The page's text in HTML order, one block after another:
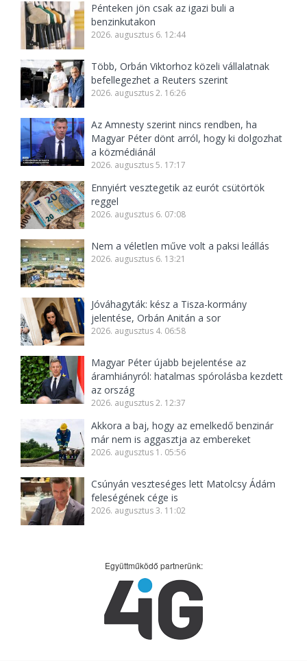
Pénteken jön csak az igazi buli a
benzinkutakon
2026. augusztus 6. 12:44
Több, Orbán Viktorhoz közeli vállalatnak
befellegezhet a Reuters szerint
2026. augusztus 2. 16:26
Az Amnesty szerint nincs rendben, ha
Magyar Péter dönt arról, hogy ki dolgozhat
a közmédiánál
2026. augusztus 5. 17:17
Ennyiért vesztegetik az eurót csütörtök
reggel
2026. augusztus 6. 07:08
Nem a véletlen műve volt a paksi leállás
2026. augusztus 6. 13:21
Jóváhagyták: kész a Tisza-kormány
jelentése, Orbán Anitán a sor
2026. augusztus 4. 06:58
Magyar Péter újabb bejelentése az
áramhiányról: hatalmas spórolásba kezdett
az ország
2026. augusztus 2. 12:37
Akkora a baj, hogy az emelkedő benzinár
már nem is aggasztja az embereket
2026. augusztus 1. 05:56
Csúnyán veszteséges lett Matolcsy Ádám
feleségének cége is
2026. augusztus 3. 11:02
Együttműködő partnerünk: